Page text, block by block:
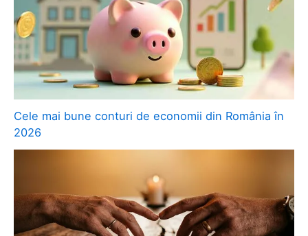
Cele mai bune conturi de economii din România în
2026